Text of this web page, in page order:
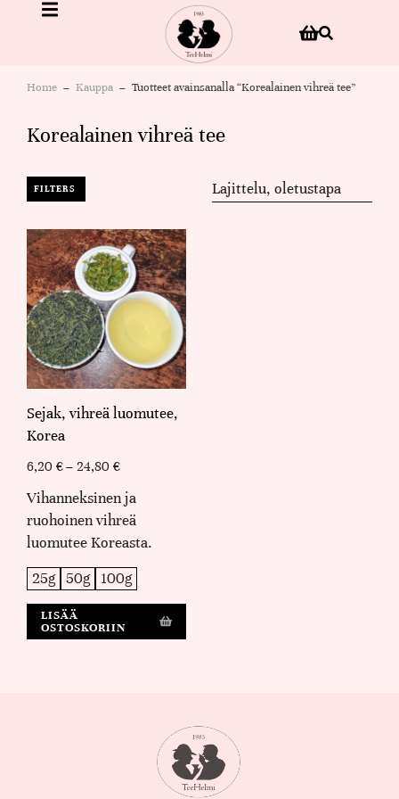
You are here:
Home Kauppa Tuotteet avainsanalla “Korealainen vihreä tee”
Korealainen vihreä tee
FILTERS
25g 50g 100g
Sejak, vihreä luomutee,
Korea
6,20 € – 24,80 €
Vihanneksinen ja
ruohoinen vihreä
luomutee Koreasta.
LISÄÄ
OSTOSKORIIN